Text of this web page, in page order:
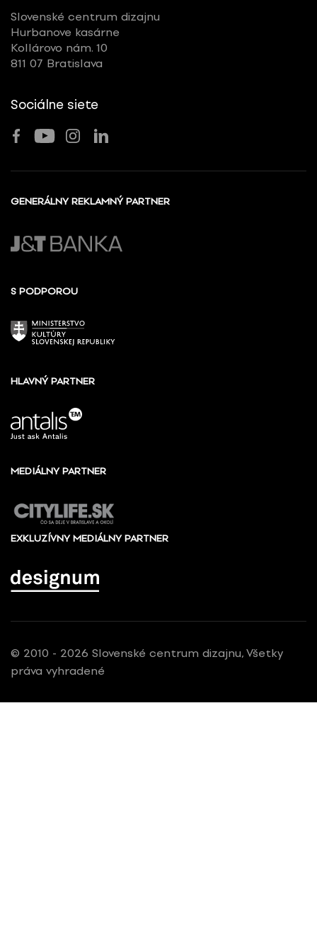
Slovenské centrum dizajnu
Hurbanove kasárne
Kollárovo nám. 10
811 07 Bratislava
Sociálne siete
GENERÁLNY REKLAMNÝ PARTNER
S PODPOROU
HLAVNÝ PARTNER
MEDIÁLNY PARTNER
EXKLUZÍVNY MEDIÁLNY PARTNER
© 2010 - 2026 Slovenské centrum dizajnu, Všetky
práva vyhradené